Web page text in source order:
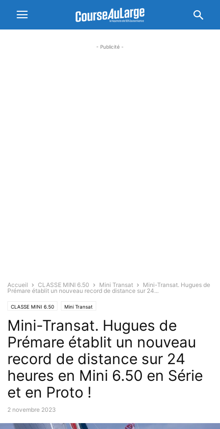
- Publicité -
Accueil CLASSE MINI 6.50 Mini Transat
Mini-Transat. Hugues de
Prémare établit un nouveau record de distance sur 24...
CLASSE MINI 6.50 Mini Transat
Mini-Transat. Hugues de
Prémare établit un nouveau
record de distance sur 24
heures en Mini 6.50 en Série
et en Proto !
2 novembre 2023